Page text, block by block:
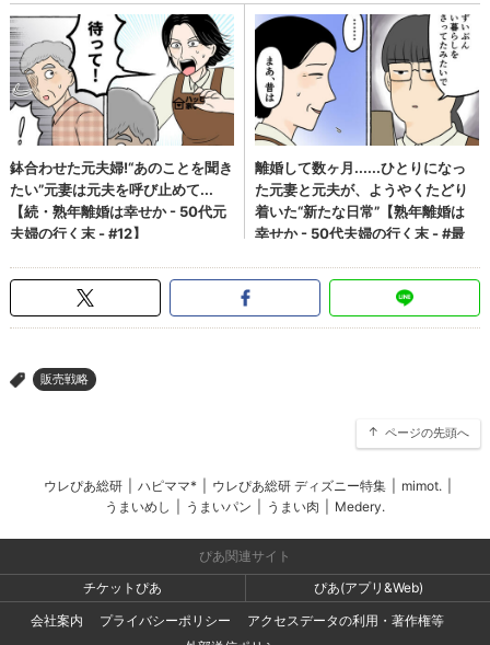
> 販売戦略
ページの先頭へ
ウレぴあ総研 ハピママ* ウレぴあ総研 ディズニー特集 mimot.
うまいめし
うまいパン うまい肉 Medery.
ぴあ関連サイト
チケットぴあ
ぴあ(アプリ&Web)
会社案内
プライバシーポリシー
アクセスデータの利用・著作権等